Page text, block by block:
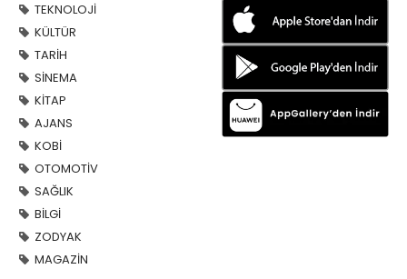
TEKNOLOJİ
KÜLTÜR
TARİH
SİNEMA
KİTAP
AJANS
KOBİ
OTOMOTİV
SAĞLIK
BİLGİ
ZODYAK
MAGAZİN